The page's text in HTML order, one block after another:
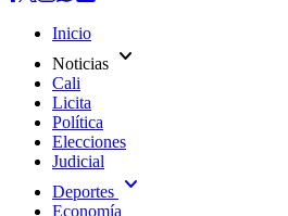
Inicio
Noticias expand_more
Cali
Licita
Política
Elecciones
Judicial
Deportes expand_more
Economía